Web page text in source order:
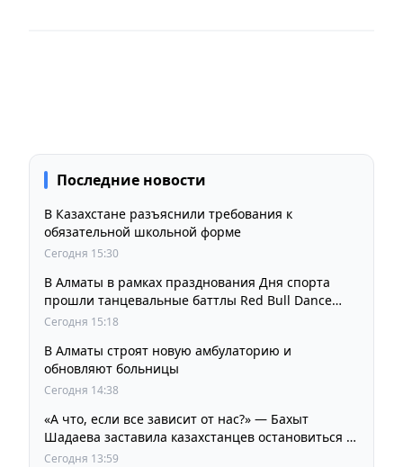
Последние новости
В Казахстане разъяснили требования к
обязательной школьной форме
Сегодня 15:30
В Алматы в рамках празднования Дня спорта
прошли танцевальные баттлы Red Bull Dance
Your Style
Сегодня 15:18
В Алматы строят новую амбулаторию и
обновляют больницы
Сегодня 14:38
«А что, если все зависит от нас?» — Бахыт
Шадаева заставила казахстанцев остановиться и
задуматься
Сегодня 13:59